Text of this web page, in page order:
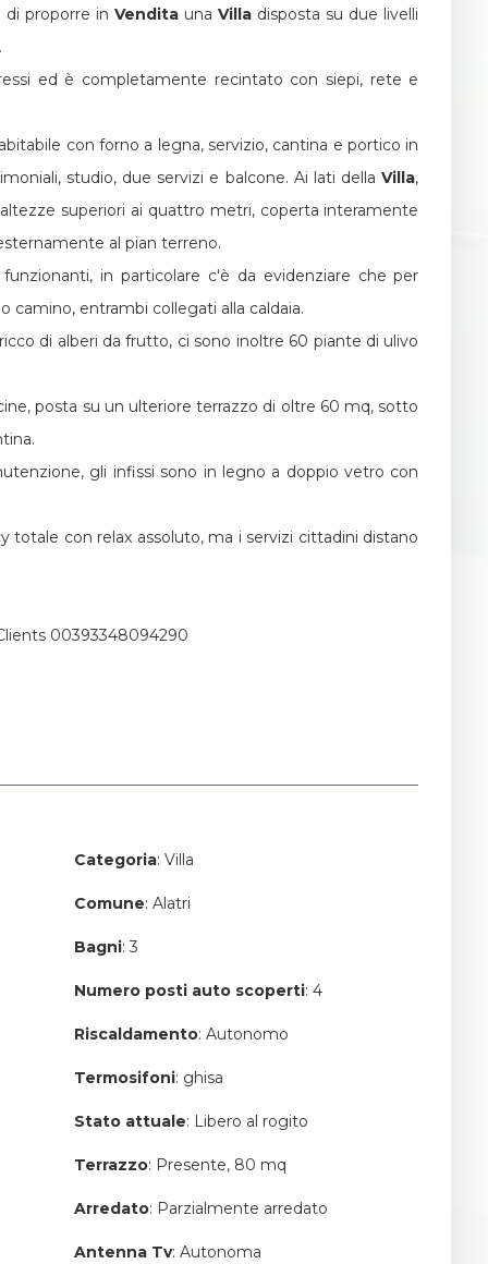
di proporre inVendita unaVilla disposta su due livelli
ed è completamente recintato con siepi, rete e
con forno a legna, servizio, cantina e portico in
studio, due servizi e balcone. Ai lati dellaVilla,
superiori ai quattro metri, coperta interamente
al pian terreno.
in particolare c'è da evidenziare che per
camino, entrambi collegati alla caldaia.
di alberi da frutto, ci sono inoltre 60 piante di ulivo
posta su un ulteriore terrazzo di oltre 60 mq, sotto
gli infissi sono in legno a doppio vetro con
con relax assoluto, ma i servizi cittadini distano
00393348094290
Categoria: Villa
Comune: Alatri
Bagni: 3
Numero posti auto scoperti: 4
Riscaldamento: Autonomo
Termosifoni: ghisa
Stato attuale: Libero al rogito
Terrazzo: Presente, 80 mq
Arredato: Parzialmente arredato
Antenna Tv: Autonoma